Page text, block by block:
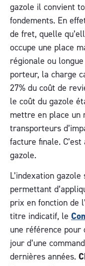
gazole il convient
fondements. En
de fret, quelle
occupe une place
régionale ou
porteur, la charge
27% du coût de
le coût du gazole
mettre en place un
transporteurs
facture finale. C’est
gazole.
L’indexation
permettant
prix en fonction de
titre indicatif, le
une référence pour
jour d’une
dernières années.